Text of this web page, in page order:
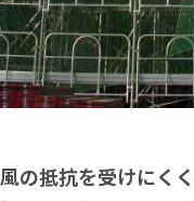
風の抵抗を受けにく